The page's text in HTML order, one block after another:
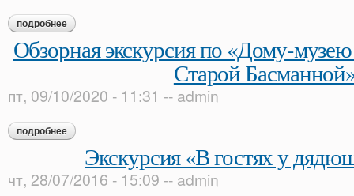
подробнее о экскурсия «как учились и играли дворянские дети»
Обзорная экскурсия по «Дому-
Старой
пт, 09/10/2020 - 11:31 -- admin
подробнее о обзорная экскурсия по «дому-музею в. л. пушкина на
Экскурсия «В гостях у
чт, 28/07/2016 - 15:09 -- admin